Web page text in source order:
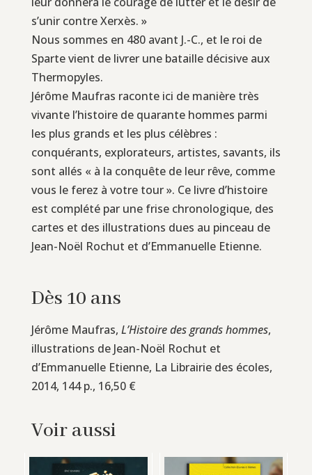
s’unir contre Xerxès. »
Nous sommes en 480 avant J.-C., et le roi de
Sparte vient de livrer une bataille décisive aux
Thermopyles.
Jérôme Maufras raconte ici de manière très
vivante l’histoire de quarante hommes parmi
les plus grands et les plus célèbres :
conquérants, explorateurs, artistes, savants, ils
sont allés « à la conquête de leur rêve, comme
vous le ferez à votre tour ». Ce livre d’histoire
est complété par une frise chronologique, des
cartes et des illustrations dues au pinceau de
Jean-Noël Rochut et d’Emmanuelle Etienne.
Dès 10 ans
Jérôme Maufras, L’Histoire des grands hommes,
illustrations de Jean-Noël Rochut et
d’Emmanuelle Etienne, La Librairie des écoles,
2014, 144 p., 16,50 €
Voir aussi